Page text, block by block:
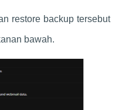
restore backup tersebut
bawah.